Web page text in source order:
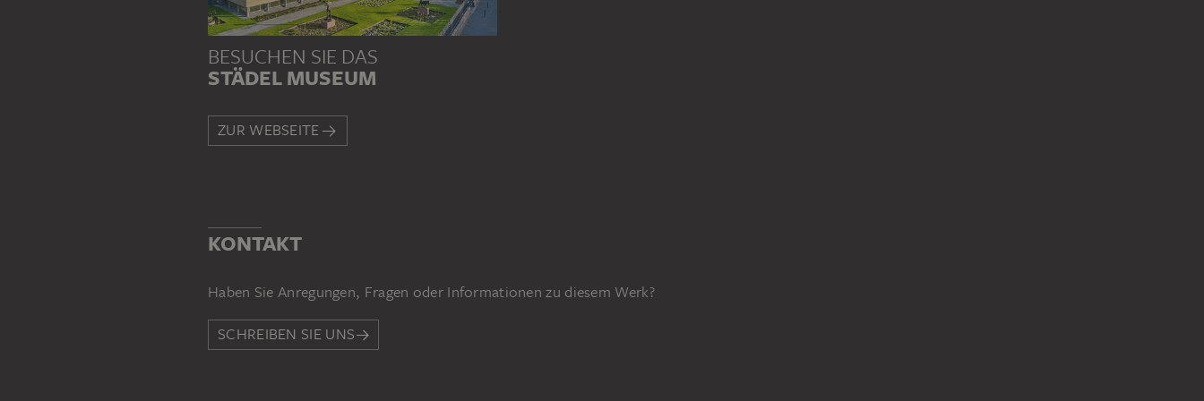
BESUCHEN SIE DAS
STÄDEL MUSEUM
ZUR WEBSEITE
KONTAKT
Haben Sie Anregungen, Fragen oder Informationen zu diesem Werk?
SCHREIBEN SIE UNS